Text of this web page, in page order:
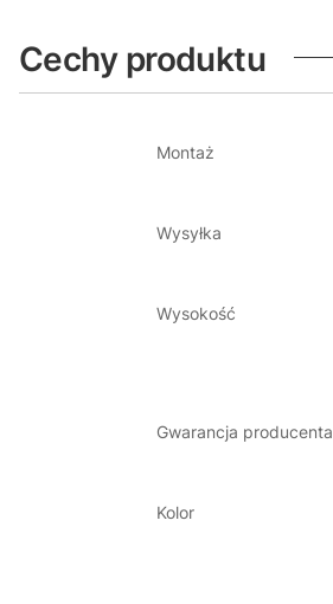
Cechy produktu
Montaż
Wysyłka
Wysokość
Gwarancja producenta
Kolor